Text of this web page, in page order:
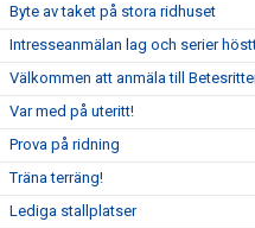
Byte av taket på stora ridhuset
Intresseanmälan lag och serier
Välkommen att anmäla till
Var med på uteritt!
Prova på ridning
Träna terräng!
Lediga stallplatser